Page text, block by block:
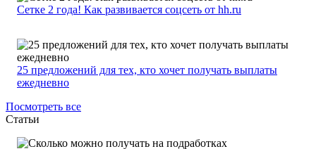
Сетке 2 года! Как развивается соцсеть от hh.ru
25 предложений для тех, кто хочет получать выплаты
ежедневно
Посмотреть все
Статьи